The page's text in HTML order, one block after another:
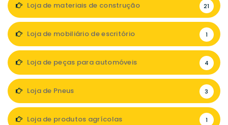
Loja de materiais de construção 21
Loja de mobiliário de escritório 1
Loja de peças para automóveis 4
Loja de Pneus 3
Loja de produtos agrícolas 1